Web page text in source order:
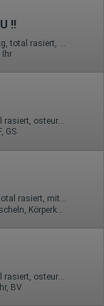
!!
20 Jahre, 75B, KF 36, 1.64m, 55 kg, total rasiert, osteuropäisch
Ihr
19 Jahre, 75B, KF 34, 1.65m, total rasiert, osteuropäisch
GS
25 Jahre, 85C, KF 34/36, 1.67m, total rasiert, mitteleuropäisch
BV